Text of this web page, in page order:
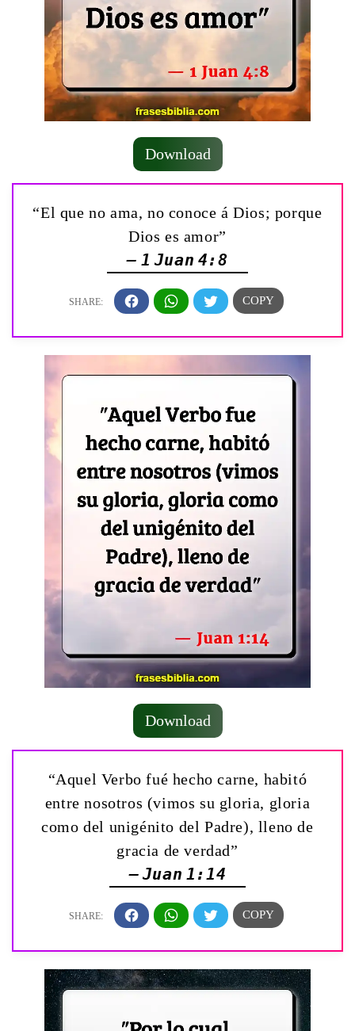
Download
“El que no ama, no conoce á Dios; porque
Dios es amor”
— 1 Juan 4:8
Download
“Aquel Verbo fué hecho carne, habitó
entre nosotros (vimos su gloria, gloria
como del unigénito del Padre), lleno de
gracia de verdad”
— Juan 1:14